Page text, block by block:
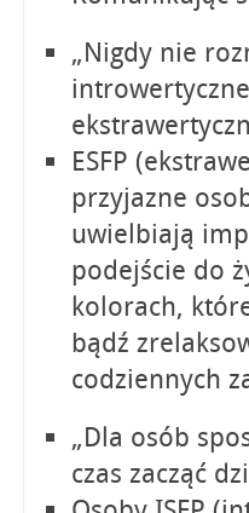
„Nigdy nie
ESFP
przyjazne
uwielbiają
podejście do
kolorach,
bądź
codziennych
„Dla osób
czas zacząć